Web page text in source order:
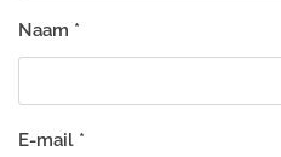
Naam *
E-mail *